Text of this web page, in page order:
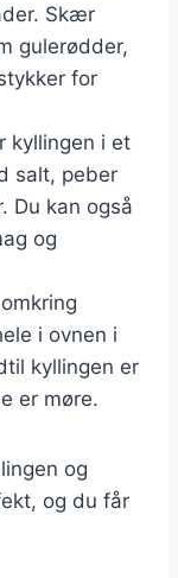
Skær
gulerødder,
for
kyllingen i et
salt, peber
Du kan også
og
i ovnen i
kyllingen er
er møre.
og
og du får